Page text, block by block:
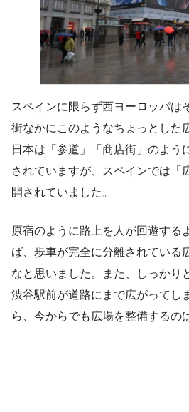
スペインに限らず西ヨーロッパは
街なかにこのようなちょっとした
日本は「参道」「商店街」のよう
されていますが、スペインでは「
開されていました。
原宿のように路上を人が回遊する
ば、歩車が完全に分離されている
なと思いました。また、しっかり
渋谷駅前が道路にまで広がってし
ら、今からでも広場を整備するの